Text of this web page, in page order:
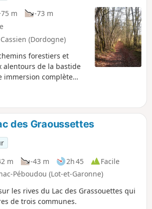
m
-73 m
(Dordogne)
forestiers et
alentours de la bastide
immersion complète
bougée depuis plus de
perdu. Mise à jour à la
Le départ de cette
à Saint-Cassien au
village
des Graoussettes
m -43 m 2h 45
Facile
Péboudou (Lot-et-Garonne)
les rives du Lac des Grassouettes qui
de trois communes.